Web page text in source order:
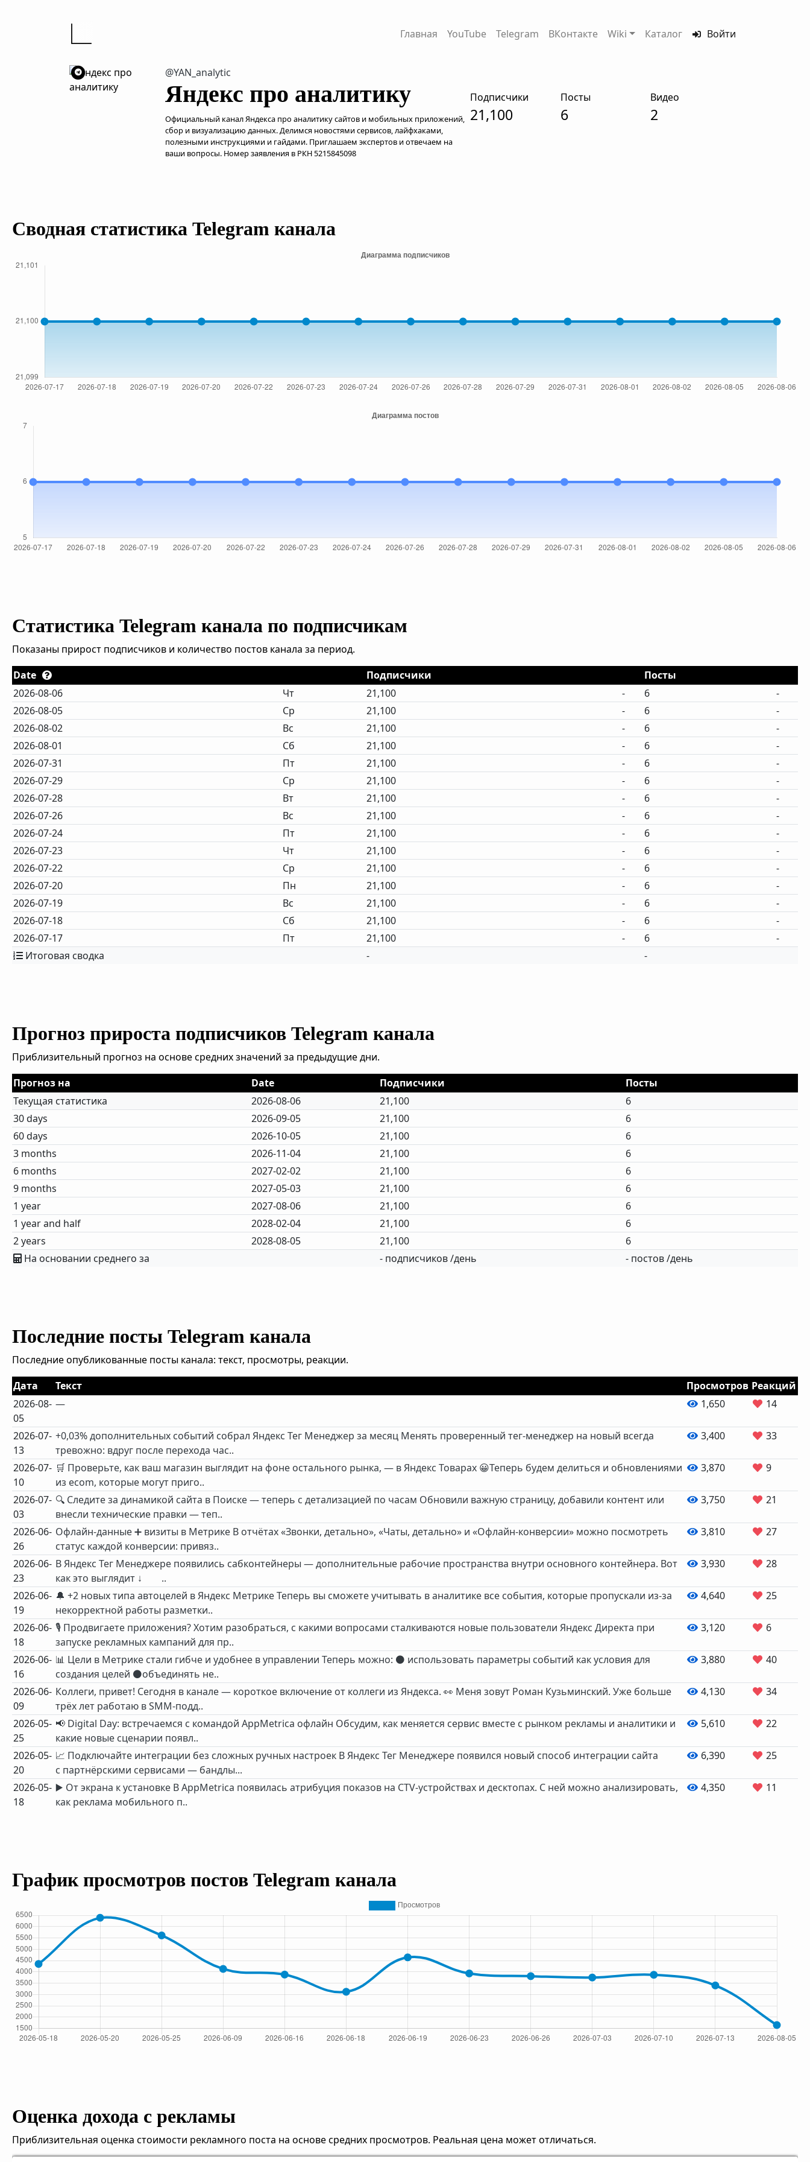
Главная YouTube Telegram ВКонтакте Wiki Каталог Войти
@YAN_analytic
Яндекс про аналитику
Официальный канал Яндекса про аналитику сайтов и мобильных приложений,
сбор и визуализацию данных. Делимся новостями сервисов, лайфхаками,
полезными инструкциями и гайдами. Приглашаем экспертов и отвечаем на
ваши вопросы. Номер заявления в РКН 5215845098
Подписчики
21,100
Посты
6
Видео
2
Сводная статистика Telegram канала
Статистика Telegram канала по подписчикам
Показаны прирост подписчиков и количество постов канала за период.
Date
Подписчики
Посты
2026-08-06
Чт 21,100 - 6
-
2026-08-05
Ср 21,100 - 6
-
2026-08-02
Вс 21,100 - 6
-
2026-08-01
Сб 21,100 - 6
-
2026-07-31
Пт 21,100 - 6
-
2026-07-29
Ср 21,100 - 6
-
2026-07-28
Вт 21,100 - 6
-
2026-07-26
Вс 21,100 - 6
-
2026-07-24
Пт 21,100 - 6
-
2026-07-23
Чт 21,100 - 6
-
2026-07-22
Ср 21,100 - 6
-
2026-07-20
Пн 21,100 - 6
-
2026-07-19
Вс 21,100 - 6
-
2026-07-18
Сб 21,100 - 6
-
2026-07-17
Пт 21,100 - 6
-
Итоговая сводка
- -
Прогноз прироста подписчиков Telegram канала
Приблизительный прогноз на основе средних значений за предыдущие дни.
Прогноз на
Date Подписчики
Посты
Текущая статистика
2026-08-06 21,100
6
30 days
2026-09-05 21,100
6
60 days
2026-10-05 21,100
6
3 months
2026-11-04 21,100
6
6 months
2027-02-02 21,100
6
9 months
2027-05-03 21,100
6
1 year
2027-08-06 21,100
6
1 year and half
2028-02-04 21,100
6
2 years
2028-08-05 21,100
6
На основании среднего за
- подписчиков /день - постов /день
Последние посты Telegram канала
Последние опубликованные посты канала: текст, просмотры, реакции.
Дата
Текст Просмотров Реакций
2026-08-
05
— 1,650 14
2026-07-
13
+0,03% дополнительных событий собрал Яндекс Тег Менеджер за месяц Менять проверенный тег-менеджер на новый всегда
тревожно: вдруг после перехода час..
3,400 33
2026-07-
10
🛒 Проверьте, как ваш магазин выглядит на фоне остального рынка, — в Яндекс Товарах 😀Теперь будем делиться и обновлениями
из ecom, которые могут приго..
3,870 9
2026-07-
03
🔍 Следите за динамикой сайта в Поиске — теперь с детализацией по часам Обновили важную страницу, добавили контент или
внесли технические правки — теп..
3,750 21
2026-06-
26
Офлайн-данные ➕ визиты в Метрике В отчётах «Звонки, детально», «Чаты, детально» и «Офлайн-конверсии» можно посмотреть
статус каждой конверсии: привяз..
3,810 27
2026-06-
23
В Яндекс Тег Менеджере появились сабконтейнеры — дополнительные рабочие пространства внутри основного контейнера. Вот
как это выглядит ↓ ⠀⠀ ..
3,930 28
2026-06-
19
🔔 +2 новых типа автоцелей в Яндекс Метрике Теперь вы сможете учитывать в аналитике все события, которые пропускали из-за
некорректной работы разметки..
4,640 25
2026-06-
18
🎙 Продвигаете приложения? Хотим разобраться, с какими вопросами сталкиваются новые пользователи Яндекс Директа при
запуске рекламных кампаний для пр..
3,120 6
2026-06-
16
📊 Цели в Метрике стали гибче и удобнее в управлении Теперь можно: ⚫️ использовать параметры событий как условия для
создания целей ⚫️объединять не..
3,880 40
2026-06-
09
Коллеги, привет! Сегодня в канале — короткое включение от коллеги из Яндекса. 👀 Меня зовут Роман Кузьминский. Уже больше
трёх лет работаю в SMM-подд..
4,130 34
2026-05-
25
📢 Digital Day: встречаемся с командой AppMetrica офлайн Обсудим, как меняется сервис вместе с рынком рекламы и аналитики и
какие новые сценарии появл..
5,610 22
2026-05-
20
📈 Подключайте интеграции без сложных ручных настроек В Яндекс Тег Менеджере появился новый способ интеграции сайта
с партнёрскими сервисами — бандлы...
6,390 25
2026-05-
18
▶️ От экрана к установке В AppMetrica появилась атрибуция показов на CTV-устройствах и десктопах. С ней можно анализировать,
как реклама мобильного п..
4,350 11
График просмотров постов Telegram канала
Оценка дохода с рекламы
Приблизительная оценка стоимости рекламного поста на основе средних просмотров. Реальная цена может отличаться.